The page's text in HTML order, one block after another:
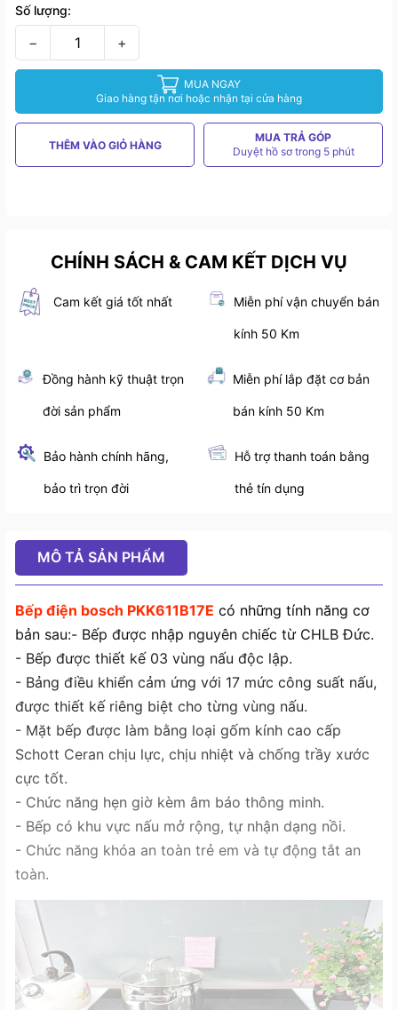
Số lượng:
− +
MUA NGAY
Giao hàng tận nơi hoặc nhận tại cửa hàng
THÊM VÀO GIỎ HÀNG
MUA TRẢ GÓP
Duyệt hồ sơ trong 5 phút
CHÍNH SÁCH & CAM KẾT DỊCH VỤ
Cam kết giá tốt nhất Miễn phí vận chuyển bán
kính 50 Km
Đồng hành kỹ thuật trọn
đời sản phẩm
Miễn phí lắp đặt cơ bản
bán kính 50 Km
Bảo hành chính hãng,
bảo trì trọn đời
Hỗ trợ thanh toán bằng
thẻ tín dụng
MÔ TẢ SẢN PHẨM
Bếp điện bosch PKK611B17E có những tính năng cơ
bản sau:- Bếp được nhập nguyên chiếc từ CHLB Đức.
- Bếp được thiết kế 03 vùng nấu độc lập.
- Bảng điều khiển cảm ứng với 17 mức công suất nấu,
được thiết kế riêng biệt cho từng vùng nấu.
- Mặt bếp được làm bằng loại gốm kính cao cấp
Schott Ceran chịu lực, chịu nhiệt và chống trầy xước
cực tốt.
- Chức năng hẹn giờ kèm âm báo thông minh.
- Bếp có khu vực nấu mở rộng, tự nhận dạng nồi.
- Chức năng khóa an toàn trẻ em và tự động tắt an
toàn.